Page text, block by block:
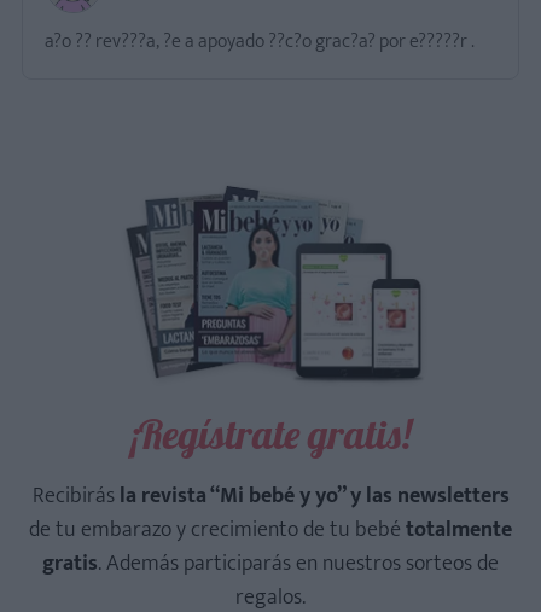
a?o ?? rev???a, ?e a apoyado ??c?o grac?a? por e?????r .
¡Regístrate gratis!
Recibirásla revista “Mi bebé y yo” y las newsletters
de tu embarazo y crecimiento de tu bebétotalmente
gratis. Además participarás en nuestros sorteos de
regalos.